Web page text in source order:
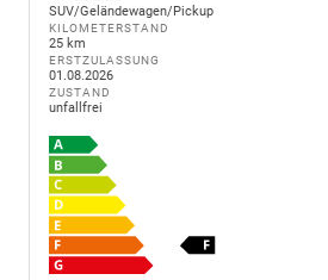
SUV/Geländewagen/Pickup
KILOMETERSTAND
25 km
ERSTZULASSUNG
01.08.2026
ZUSTAND
unfallfrei